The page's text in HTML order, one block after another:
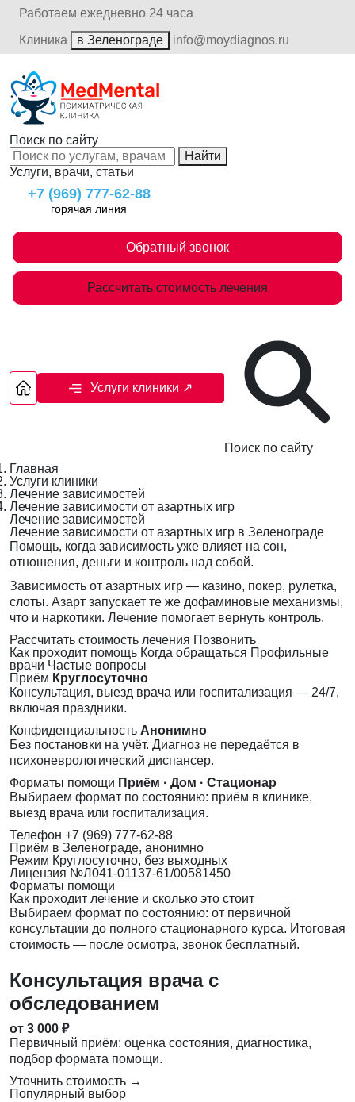
Работаем ежедневно 24 часа
Клиника
в Зеленограде info@moydiagnos.ru
Поиск по сайту
Найти
Услуги, врачи, статьи
+7 (969) 777-62-88
горячая линия
Обратный звонок
Рассчитать стоимость лечения
Услуги клиники ↗
Поиск по сайту
Главная
Услуги клиники
Лечение зависимостей
Лечение зависимости от азартных игр
Лечение зависимостей
Лечение зависимости от азартных игр в Зеленограде
Помощь, когда зависимость уже влияет на сон,
отношения, деньги и контроль над собой.
Зависимость от азартных игр — казино, покер, рулетка,
слоты. Азарт запускает те же дофаминовые механизмы,
что и наркотики. Лечение помогает вернуть контроль.
Рассчитать стоимость лечения Позвонить
Как проходит помощь Когда обращаться Профильные
врачи Частые вопросы
Приём Круглосуточно
Консультация, выезд врача или госпитализация — 24/7,
включая праздники.
Конфиденциальность Анонимно
Без постановки на учёт. Диагноз не передаётся в
психоневрологический диспансер.
Форматы помощи Приём · Дом · Стационар
Выбираем формат по состоянию: приём в клинике,
выезд врача или госпитализация.
Телефон +7 (969) 777-62-88
Приём в Зеленограде, анонимно
Режим Круглосуточно, без выходных
Лицензия №Л041-01137-61/00581450
Форматы помощи
Как проходит лечение и сколько это стоит
Выбираем формат по состоянию: от первичной
консультации до полного стационарного курса. Итоговая
стоимость — после осмотра, звонок бесплатный.
Консультация врача с
обследованием
от 3 000 ₽
Первичный приём: оценка состояния, диагностика,
подбор формата помощи.
Уточнить стоимость →
Популярный выбор